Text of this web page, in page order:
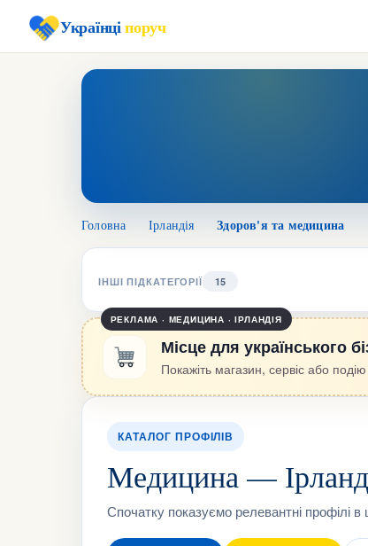
Українціпоруч
Головна Ірландія Здоров'я та медицина
ІНШІ ПІДКАТЕГОРІЇ 15
РЕКЛАМА · МЕДИЦИНА · ІРЛАНДІЯ
Місце для українського
Покажіть магазин, сервіс або
КАТАЛОГ ПРОФІЛІВ
Медицина —
Спочатку показуємо релевантні профілі в